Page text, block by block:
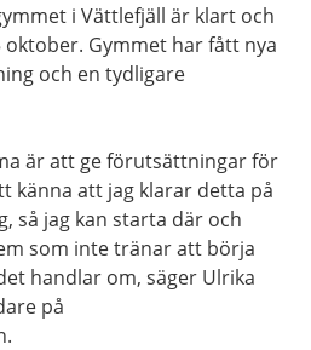
i Vättlefjäll är klart och
oktober. Gymmet har fått nya
och en tydligare
är att ge förutsättningar för
känna att jag klarar detta på
så jag kan starta där och
som inte tränar att börja
handlar om, säger Ulrika
på